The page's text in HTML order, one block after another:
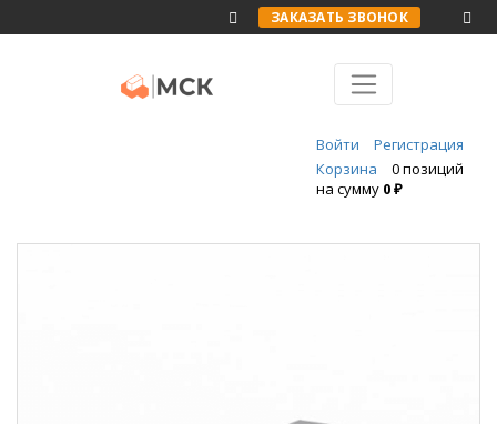
ЗАКАЗАТЬ ЗВОНОК
Войти
Регистрация
Корзина
0 позиций
на сумму 0 ₽